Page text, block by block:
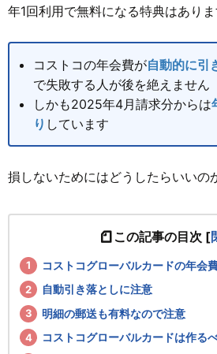
年1回利用で無料になる特典はあり
コストコの年会費が自動的に引
で失敗する人が後を絶えません
しかも2025年4月請求分からは
り しています
損しないためにはどうしたらいいの
この記事の目次 [
コストコグローバルカードの年会
自動引き落としに注意
明細の郵送も有料なので注意
コストコグローバルカードは作る